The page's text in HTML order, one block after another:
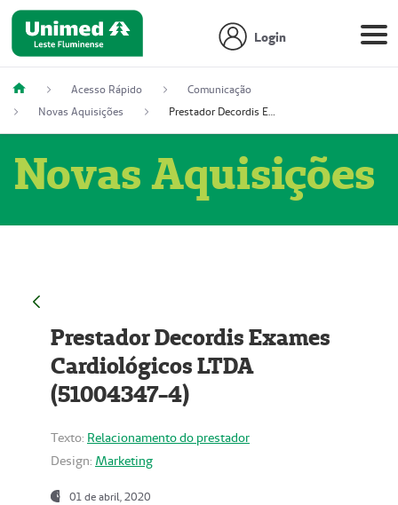
Login
Acesso Rápido
Comunicação
Novas Aquisições
Prestador Decordis Exames Cardiológicos LTDA (51004347-4)
Novas Aquisições
Prestador Decordis Exames
Cardiológicos LTDA
(51004347-4)
Texto: Relacionamento do prestador
Design: Marketing
01 de abril, 2020